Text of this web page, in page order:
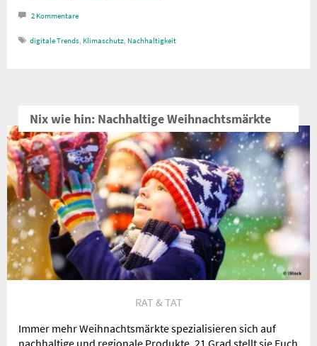
2 Kommentare
digitale Trends, Klimaschutz, Nachhaltigkeit
Nix wie hin: Nachhaltige Weihnachtsmärkte
RAT & TAT
Immer mehr Weihnachtsmärkte spezialisieren sich auf